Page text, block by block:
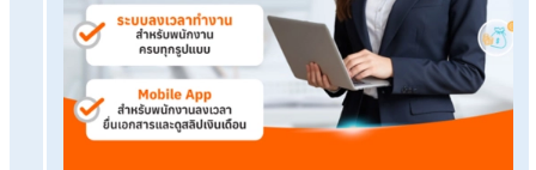
ดูแลพนักงานแต่ไม่มีใครดูแล HR? ปัญหาที่ทำให้ HR
ออก